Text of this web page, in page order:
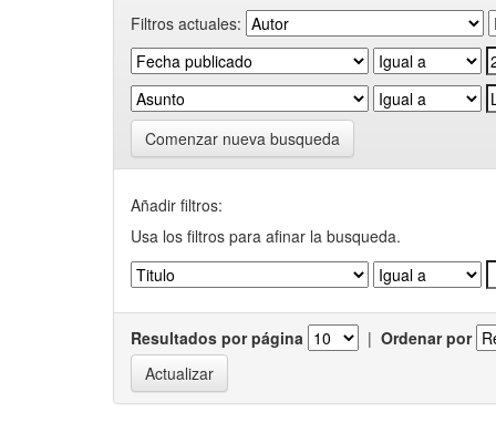
Filtros actuales:
Comenzar nueva busqueda
Añadir filtros:
Usa los filtros para afinar la busqueda.
Resultados por página | Ordenar por